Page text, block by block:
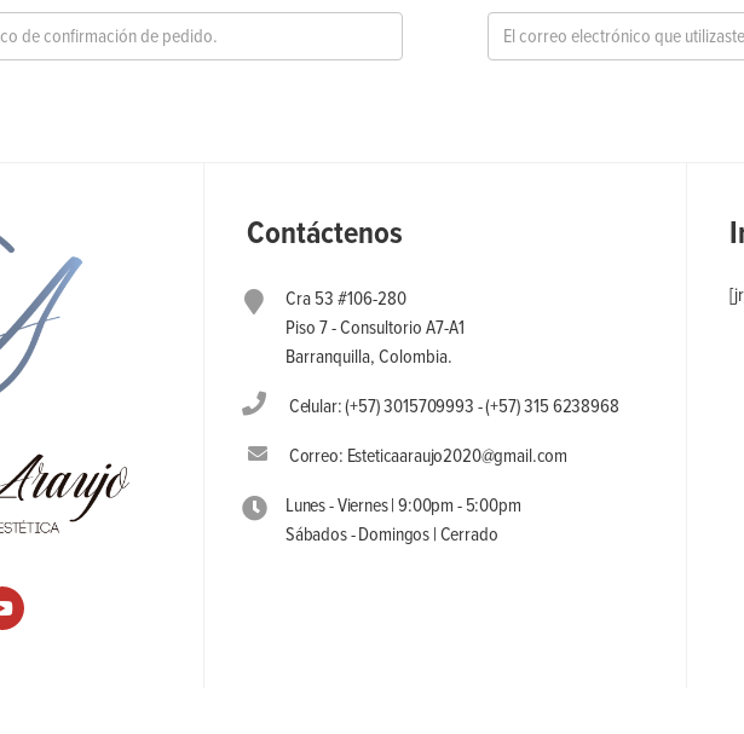
Contáctenos
Cra 53 #106-280
Piso 7 - Consultorio A7-A1
Barranquilla, Colombia.
Celular: (+57) 3015709993 - (+57) 315 6238968
Correo: Esteticaaraujo2020@gmail.com
Lunes - Viernes | 9:00pm - 5:00pm
Sábados - Domingos | Cerrado